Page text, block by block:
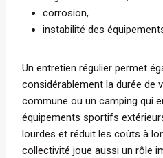
corrosion,
instabilité des
Un entretien régulier permet
considérablement la durée de
commune ou un camping qui
équipements sportifs
lourdes et réduit les coûts à
collectivité joue aussi un rôle